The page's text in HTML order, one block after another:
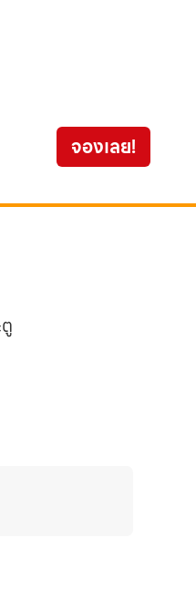
จองเลย!